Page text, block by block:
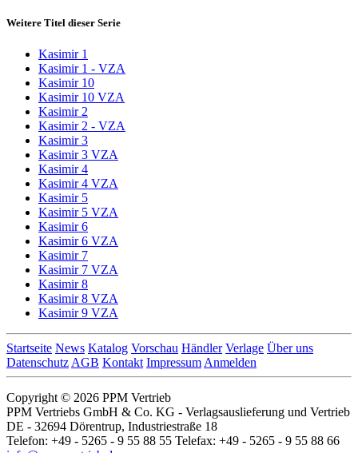
Weitere Titel dieser Serie
Kasimir 1
Kasimir 1 - VZA
Kasimir 10
Kasimir 10 VZA
Kasimir 2
Kasimir 2 - VZA
Kasimir 3
Kasimir 3 VZA
Kasimir 4
Kasimir 4 VZA
Kasimir 5
Kasimir 5 VZA
Kasimir 6
Kasimir 6 VZA
Kasimir 7
Kasimir 7 VZA
Kasimir 8
Kasimir 8 VZA
Kasimir 9 VZA
Startseite News Katalog Vorschau Händler Verlage Über uns
Datenschutz AGB Kontakt Impressum Anmelden
Copyright © 2026 PPM Vertrieb
PPM Vertriebs GmbH & Co. KG - Verlagsauslieferung und Vertrieb
DE - 32694 Dörentrup, Industriestraße 18
Telefon: +49 - 5265 - 9 55 88 55 Telefax: +49 - 5265 - 9 55 88 66